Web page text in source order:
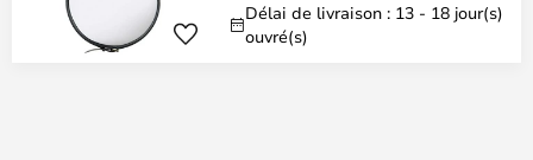
Délai de livraison : 13 - 18 jour(s)
ouvré(s)